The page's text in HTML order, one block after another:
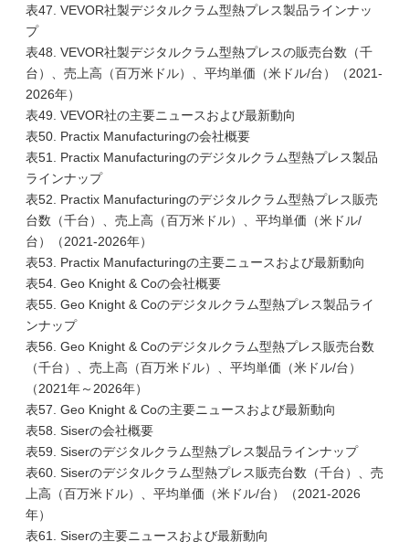
表47. VEVOR社製デジタルクラム型熱プレス製品ラインナッ
プ
表48. VEVOR社製デジタルクラム型熱プレスの販売台数（千
台）、売上高（百万米ドル）、平均単価（米ドル/台）（2021-
2026年）
表49. VEVOR社の主要ニュースおよび最新動向
表50. Practix Manufacturingの会社概要
表51. Practix Manufacturingのデジタルクラム型熱プレス製品
ラインナップ
表52. Practix Manufacturingのデジタルクラム型熱プレス販売
台数（千台）、売上高（百万米ドル）、平均単価（米ドル/
台）（2021-2026年）
表53. Practix Manufacturingの主要ニュースおよび最新動向
表54. Geo Knight & Coの会社概要
表55. Geo Knight & Coのデジタルクラム型熱プレス製品ライ
ンナップ
表56. Geo Knight & Coのデジタルクラム型熱プレス販売台数
（千台）、売上高（百万米ドル）、平均単価（米ドル/台）
（2021年～2026年）
表57. Geo Knight & Coの主要ニュースおよび最新動向
表58. Siserの会社概要
表59. Siserのデジタルクラム型熱プレス製品ラインナップ
表60. Siserのデジタルクラム型熱プレス販売台数（千台）、売
上高（百万米ドル）、平均単価（米ドル/台）（2021-2026
年）
表61. Siserの主要ニュースおよび最新動向